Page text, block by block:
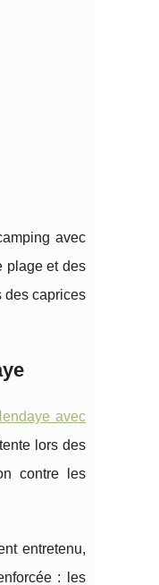
avec
plage et des
des caprices
avec
lors des
contre les
entretenu,
: les